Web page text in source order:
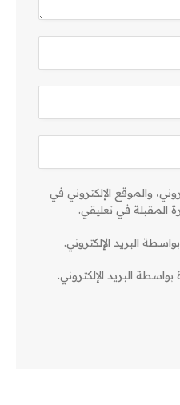
والموقع الإلكتروني في
المقبلة في تعليقي.
البريد الإلكتروني.
البريد الإلكتروني.